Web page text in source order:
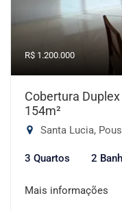
R$ 1.200.000
Cobertura
154m²
Santa Lucia,
3 Quartos 2
Mais informações